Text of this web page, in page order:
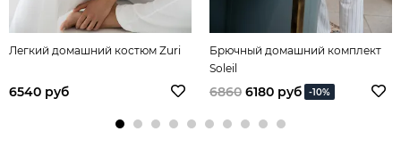
Легкий домашний костюм Zuri
6540 руб
Брючный домашний комплект
Soleil
6860 6180 руб -10%